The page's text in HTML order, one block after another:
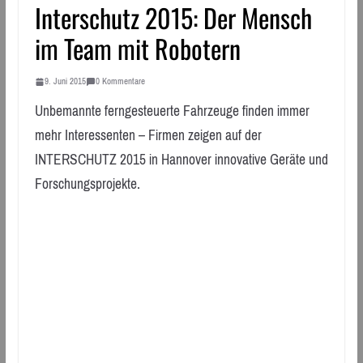
Interschutz 2015: Der Mensch
im Team mit Robotern
9. Juni 2015 0 Kommentare
Unbemannte ferngesteuerte Fahrzeuge finden immer
mehr Interessenten – Firmen zeigen auf der
INTERSCHUTZ 2015 in Hannover innovative Geräte und
Forschungsprojekte.